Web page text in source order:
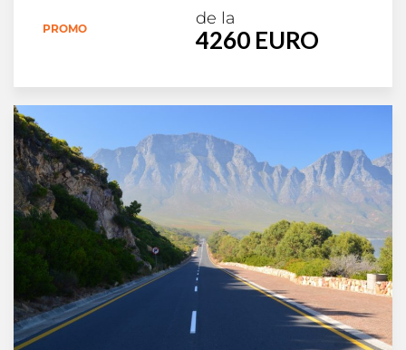
PROMO
de la
4260 EURO